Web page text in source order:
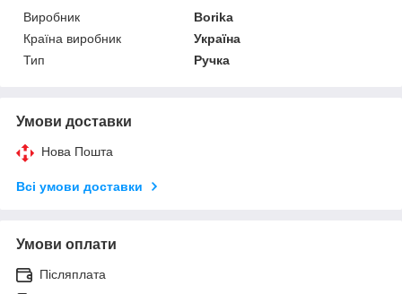
Виробник
Borika
Країна виробник
Україна
Тип
Ручка
Умови доставки
Нова Пошта
Всі умови доставки
Умови оплати
Післяплата